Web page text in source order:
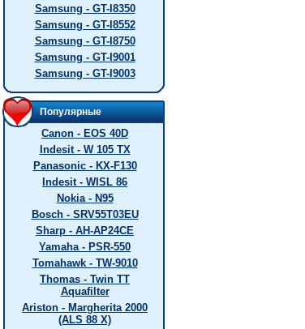
Samsung - GT-I8350
Samsung - GT-I8552
Samsung - GT-I8750
Samsung - GT-I9001
Samsung - GT-I9003
Популярные
Canon - EOS 40D
Indesit - W 105 TX
Panasonic - KX-F130
Indesit - WISL 86
Nokia - N95
Bosch - SRV55T03EU
Sharp - AH-AP24CE
Yamaha - PSR-550
Tomahawk - TW-9010
Thomas - Twin TT
Aquafilter
Ariston - Margherita 2000
(ALS 88 X)